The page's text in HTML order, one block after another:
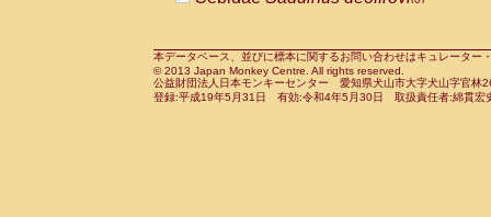
CercopithecidaePapio anubis(0)
CercopithecidaePapio cynocephalus
CercopithecidaePapio hamadryas(0)
CebidaeSaguinus leucopus(0)
CebidaeSaguinus midas(0)
Cebidae Saguinus mystax(0)
本データベース、並びに標本に関するお問い合わせはキュレータ
© 2013 Japan Monkey Centre. All rights reserved.
公益財団法人日本モンキーセンター 愛知県犬山市大字犬山字官
登録:平成19年5月31日 有効:令和4年5月30日 取扱責任者:綿貫宏